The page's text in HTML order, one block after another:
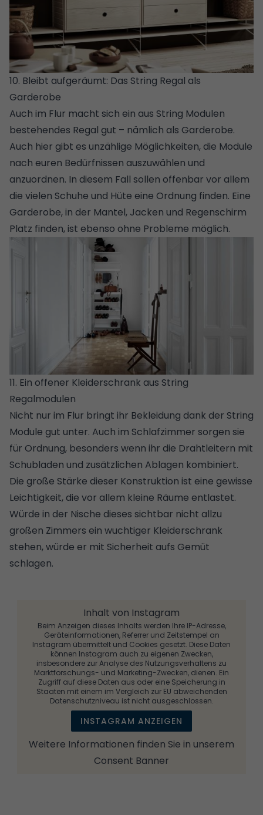
10. Bleibt aufgeräumt: Das String Regal als
Garderobe
Auch im Flur macht sich ein aus String Modulen
bestehendes Regal gut – nämlich als Garderobe.
Auch hier gibt es unzählige Möglichkeiten, die Module
nach euren Bedürfnissen auszuwählen und
anzuordnen. In diesem Fall sollen offenbar vor allem
die vielen Schuhe und Hüte eine Ordnung finden. Eine
Garderobe, in der Mantel, Jacken und Regenschirm
Platz finden, ist ebenso ohne Probleme möglich.
11. Ein offener Kleiderschrank aus String
Regalmodulen
Nicht nur im Flur bringt ihr Bekleidung dank der String
Module gut unter. Auch im Schlafzimmer sorgen sie
für Ordnung, besonders wenn ihr die Drahtleitern mit
Schubladen und zusätzlichen Ablagen kombiniert.
Die große Stärke dieser Konstruktion ist eine gewisse
Leichtigkeit, die vor allem kleine Räume entlastet.
Würde in der Nische dieses sichtbar nicht allzu
großen Zimmers ein wuchtiger Kleiderschrank
stehen, würde er mit Sicherheit aufs Gemüt
schlagen.
Inhalt von Instagram
Beim Anzeigen dieses Inhalts werden Ihre IP-Adresse,
Geräteinformationen, Referrer und Zeitstempel an
Instagram übermittelt und Cookies gesetzt. Diese Daten
können Instagram auch zu eigenen Zwecken,
insbesondere zur Analyse des Nutzungsverhaltens zu
Marktforschungs- und Marketing-Zwecken, dienen. Ein
Zugriff auf diese Daten aus oder eine Speicherung in
Staaten mit einem im Vergleich zur EU abweichenden
Datenschutzniveau ist nicht ausgeschlossen.
INSTAGRAM ANZEIGEN
Weitere Informationen finden Sie in unserem
Consent Banner